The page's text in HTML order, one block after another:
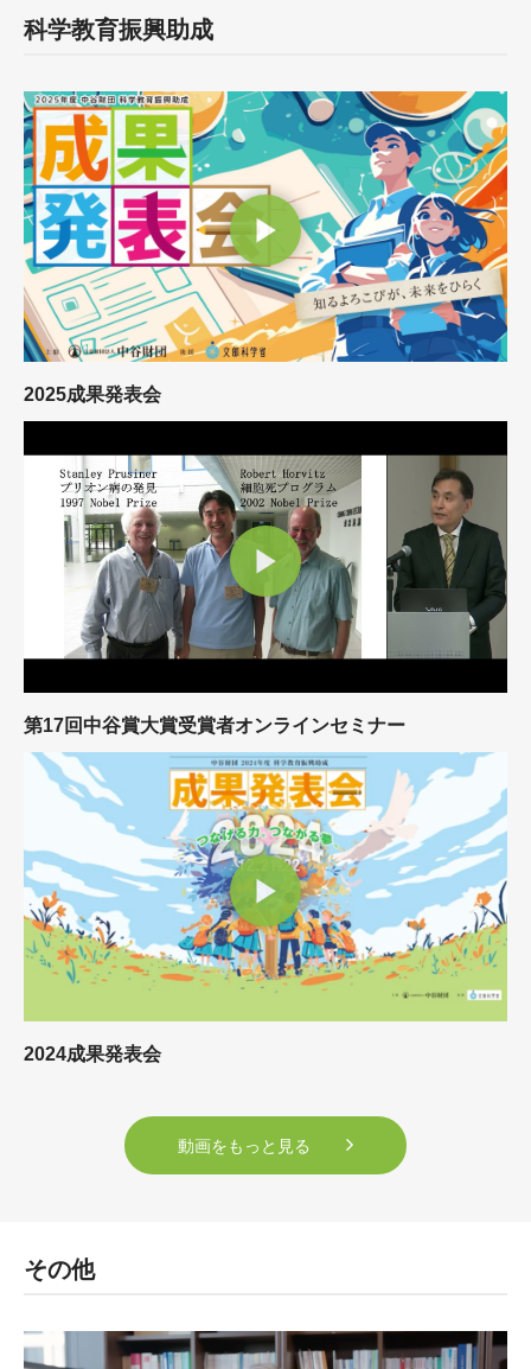
科学教育振興助成
2025成果発表会
第17回中谷賞大賞受賞者オンラインセミナー
2024成果発表会
動画をもっと見る
その他